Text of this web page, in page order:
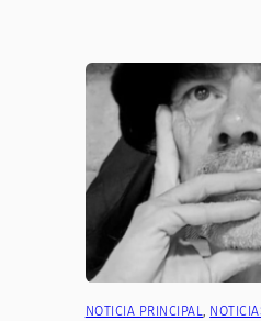
NOTICIA PRINCIPAL,